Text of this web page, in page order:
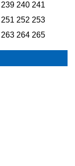
239 240 241
251 252 253
263 264 265